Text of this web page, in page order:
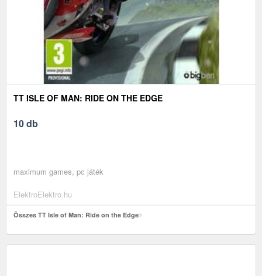
TT ISLE OF MAN: RIDE ON THE EDGE
10 db
maximum games, pc játék
ElektroElektro.hu
Összes TT Isle of Man: Ride on the Edge